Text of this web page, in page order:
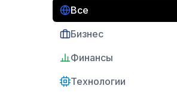
Все
Бизнес
Финансы
Технологии